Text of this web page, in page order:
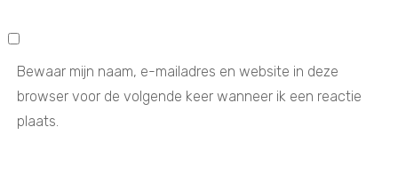
Bewaar mijn naam, e-mailadres en website in deze
browser voor de volgende keer wanneer ik een reactie
plaats.